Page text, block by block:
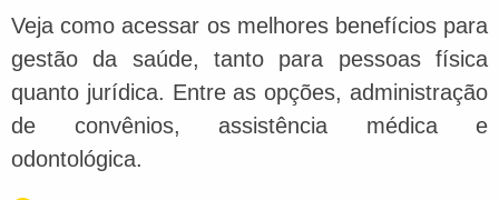
Veja como acessar os melhores benefícios para
gestão da saúde, tanto para pessoas física
quanto jurídica. Entre as opções, administração
de convênios, assistência médica e
odontológica.